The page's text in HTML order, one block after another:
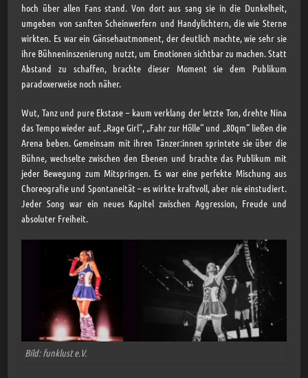
hoch über allen Fans stand. Von dort aus sang sie in die Dunkelheit,
umgeben von sanften Scheinwerfern und Handylichtern, die wie Sterne
wirkten. Es war ein Gänsehautmoment, der deutlich machte, wie sehr sie
ihre Bühneninszenierung nutzt, um Emotionen sichtbar zu machen. Statt
Abstand zu schaffen, brachte dieser Moment sie dem Publikum
paradoxerweise noch näher.
Wut, Tanz und pure Ekstase – kaum verklang der letzte Ton, drehte Nina
das Tempo wieder auf. „Rage Girl“, „Fahr zur Hölle“ und „80qm“ ließen die
Arena beben. Gemeinsam mit ihren Tänzer:innen sprintete sie über die
Bühne, wechselte zwischen den Ebenen und brachte das Publikum mit
jeder Bewegung zum Mitspringen. Es war eine perfekte Mischung aus
Choreografie und Spontaneität – es wirkte kraftvoll, aber nie einstudiert.
Jeder Song war ein neues Kapitel zwischen Aggression, Freude und
absoluter Freiheit.
Bild: funklust e.V.